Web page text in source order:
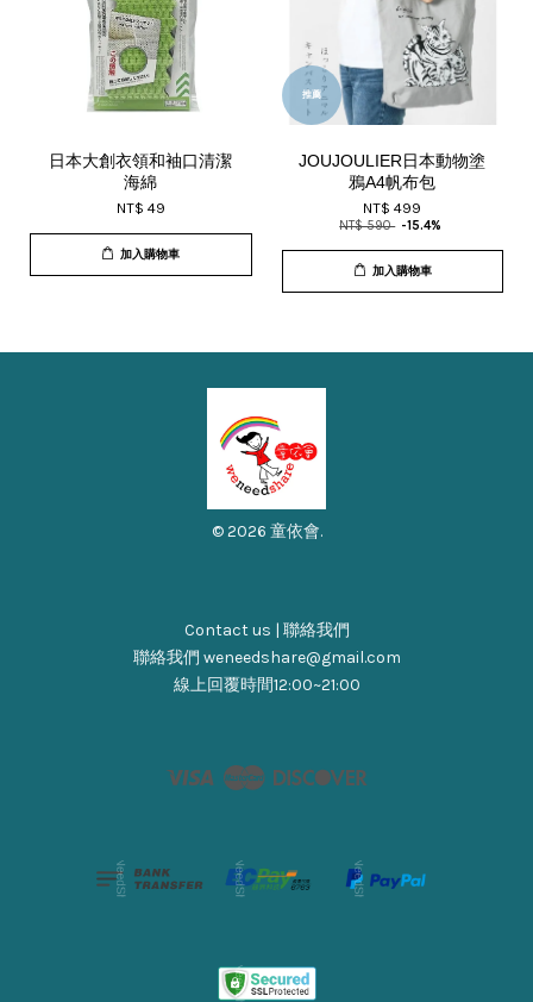
日本大創衣領和袖口清潔
海綿
NT$ 49
加入購物車
推薦
JOUJOULIER日本動物塗
鴉A4帆布包
NT$ 499
NT$ 590 -15.4%
加入購物車
© 2026 童依會.
Contact us | 聯絡我們
聯絡我們 weneedshare@gmail.com
線上回覆時間12:00~21:00
Visa Master